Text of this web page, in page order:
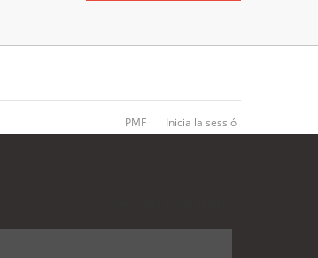
PMF Inicia la sessió